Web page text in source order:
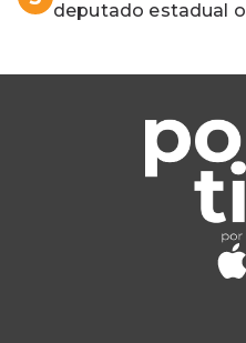
deputado estadual